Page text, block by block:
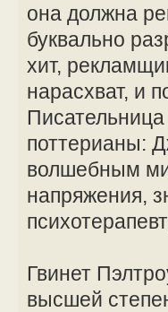
она должна
буквально
хит,
нарасхват, и
поттерианы:
волшебным
напряжения,
Гвинет
высшей